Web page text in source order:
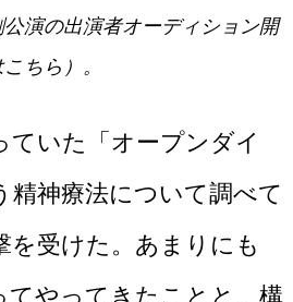
演の出演者オーディション開
こちら ）。
ていた「オープンダイ
精神療法について調べて
を受けた。あまりにも
てやってきたことと、構